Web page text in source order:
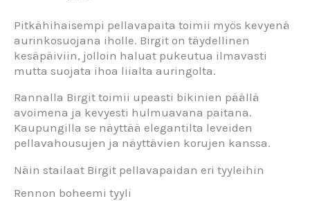
Pitkähihaisempi pellavapaita toimii myös kevyenä
aurinkosuojana iholle. Birgit on täydellinen
kesäpäiviin, jolloin haluat pukeutua ilmavasti
mutta suojata ihoa liialta auringolta.
Rannalla Birgit toimii upeasti bikinien päällä
avoimena ja kevyesti hulmuavana paitana.
Kaupungilla se näyttää elegantilta leveiden
pellavahousujen ja näyttävien korujen kanssa.
Näin stailaat Birgit pellavapaidan eri tyyleihin
Rennon boheemi tyyli